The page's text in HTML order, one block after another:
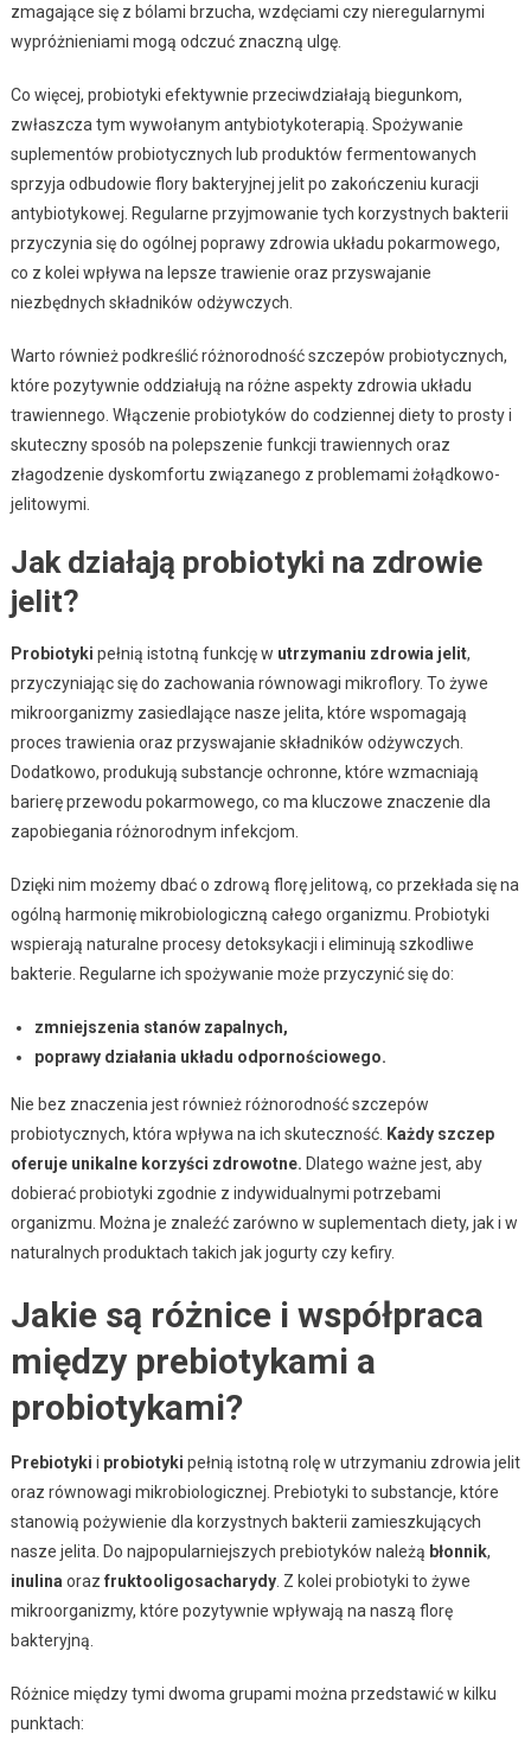
zmagające się z bólami brzucha, wzdęciami czy nieregularnymi
wypróżnieniami mogą odczuć znaczną ulgę.
Co więcej, probiotyki efektywnie przeciwdziałają biegunkom,
zwłaszcza tym wywołanym antybiotykoterapią. Spożywanie
suplementów probiotycznych lub produktów fermentowanych
sprzyja odbudowie flory bakteryjnej jelit po zakończeniu kuracji
antybiotykowej. Regularne przyjmowanie tych korzystnych bakterii
przyczynia się do ogólnej poprawy zdrowia układu pokarmowego,
co z kolei wpływa na lepsze trawienie oraz przyswajanie
niezbędnych składników odżywczych.
Warto również podkreślić różnorodność szczepów probiotycznych,
które pozytywnie oddziałują na różne aspekty zdrowia układu
trawiennego. Włączenie probiotyków do codziennej diety to prosty i
skuteczny sposób na polepszenie funkcji trawiennych oraz
złagodzenie dyskomfortu związanego z problemami żołądkowo-
jelitowymi.
Jak działają probiotyki na zdrowie
jelit?
Probiotyki pełnią istotną funkcję w utrzymaniu zdrowia jelit,
przyczyniając się do zachowania równowagi mikroflory. To żywe
mikroorganizmy zasiedlające nasze jelita, które wspomagają
proces trawienia oraz przyswajanie składników odżywczych.
Dodatkowo, produkują substancje ochronne, które wzmacniają
barierę przewodu pokarmowego, co ma kluczowe znaczenie dla
zapobiegania różnorodnym infekcjom.
Dzięki nim możemy dbać o zdrową florę jelitową, co przekłada się na
ogólną harmonię mikrobiologiczną całego organizmu. Probiotyki
wspierają naturalne procesy detoksykacji i eliminują szkodliwe
bakterie. Regularne ich spożywanie może przyczynić się do:
zmniejszenia stanów zapalnych,
poprawy działania układu odpornościowego.
Nie bez znaczenia jest również różnorodność szczepów
probiotycznych, która wpływa na ich skuteczność. Każdy szczep
oferuje unikalne korzyści zdrowotne. Dlatego ważne jest, aby
dobierać probiotyki zgodnie z indywidualnymi potrzebami
organizmu. Można je znaleźć zarówno w suplementach diety, jak i w
naturalnych produktach takich jak jogurty czy kefiry.
Jakie są różnice i współpraca
między prebiotykami a
probiotykami?
Prebiotyki i probiotyki pełnią istotną rolę w utrzymaniu zdrowia jelit
oraz równowagi mikrobiologicznej. Prebiotyki to substancje, które
stanowią pożywienie dla korzystnych bakterii zamieszkujących
nasze jelita. Do najpopularniejszych prebiotyków należą błonnik,
inulina oraz fruktooligosacharydy. Z kolei probiotyki to żywe
mikroorganizmy, które pozytywnie wpływają na naszą florę
bakteryjną.
Różnice między tymi dwoma grupami można przedstawić w kilku
punktach: